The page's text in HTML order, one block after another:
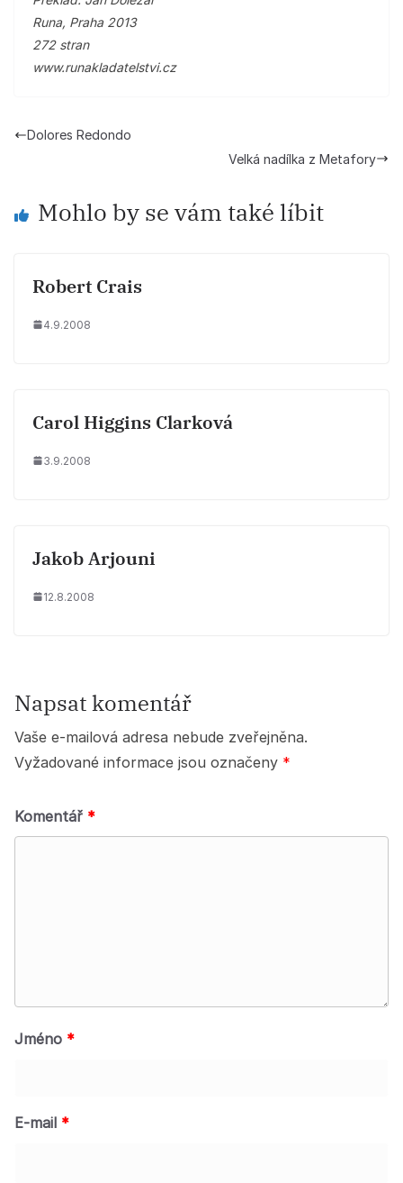
Runa, Praha 2013
272 stran
www.runakladatelstvi.cz
Dolores Redondo
Velká nadílka z Metafory
Mohlo by se vám také líbit
Robert Crais
4.9.2008
Carol Higgins Clarková
3.9.2008
Jakob Arjouni
12.8.2008
Napsat komentář
Vaše e-mailová adresa nebude zveřejněna.
Vyžadované informace jsou označeny *
Komentář *
Jméno *
E-mail *